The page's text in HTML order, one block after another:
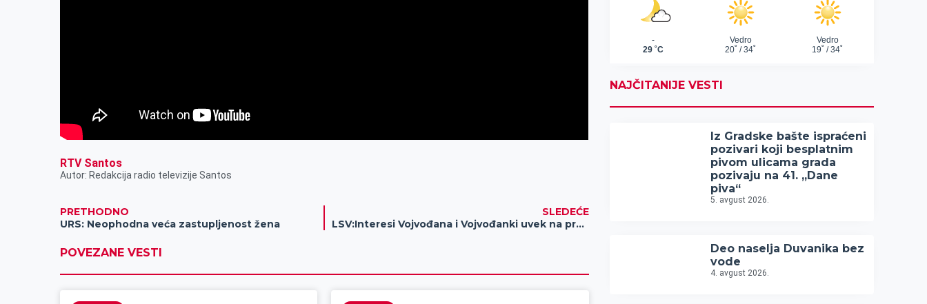
RTV Santos
Autor: Redakcija radio televizije Santos
PRETHODNO
URS: Neophodna veća zastupljenost žena
SLEDEĆE
LSV:Interesi Vojvođana i Vojvođanki uvek na prvom mestu
POVEZANE VESTI
NAJČITANIJE VESTI
Iz Gradske bašte ispraćeni
pozivari koji besplatnim
pivom ulicama grada
pozivaju na 41. „Dane
piva“
5. avgust 2026.
Deo naselja Duvanika bez
vode
4. avgust 2026.